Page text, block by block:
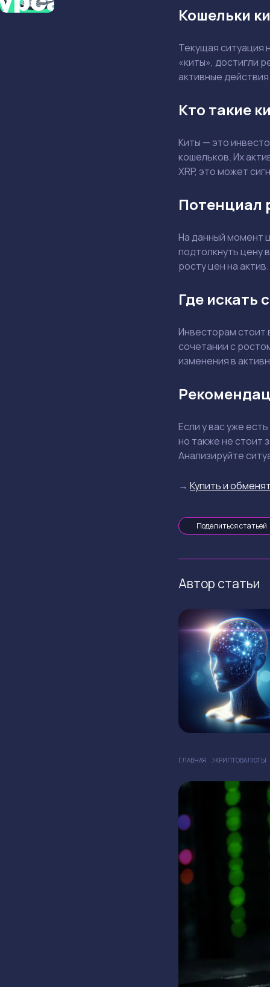
Кошельки
Текущая ситуация
«киты», достигли
активные
Кто такие
Киты — это
кошельков. Их
XRP, это может
Потенциал
На данный момент
подтолкнуть цену
росту цен на актив.
Где искать
Инвесторам стоит
сочетании с
изменения в
Если у вас уже
но также не стоит
Анализируйте
→ Купить и
Поделиться статьей
Автор статьи
ГЛАВНАЯ КРИПТОВАЛЮТЫ